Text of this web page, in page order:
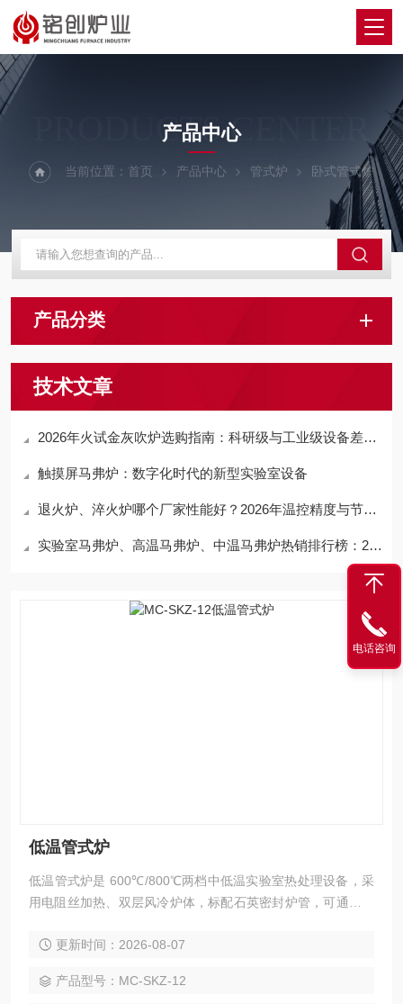
PRODUCTS CENTER
产品中心
当前位置： 首页 产品中心 管式炉 卧式管式炉
产品分类
技术文章
2026年火试金灰吹炉选购指南：科研级与工业级设备差异解析，助你精准选型不踩坑
触摸屏马弗炉：数字化时代的新型实验室设备
退火炉、淬火炉哪个厂家性能好？2026年温控精度与节能技术全面对比，选对设备让热处理事半功倍
实验室马弗炉、高温马弗炉、中温马弗炉热销排行榜：2026国产品牌优选，河南铭创凭硬核实力上榜
低温管式炉
低温管式炉是 600℃/800℃两档中低温实验室热处理设备，采
用电阻丝加热、双层风冷炉体，标配石英密封炉管，可通入保
控，控温精准、操作简便、运行安全，多用于催化剂焙烧、粉
巧、维护成本低，是化工、材料实验室通用基础设备。
更新时间：2026-08-07
产品型号：MC-SKZ-12
电话咨询